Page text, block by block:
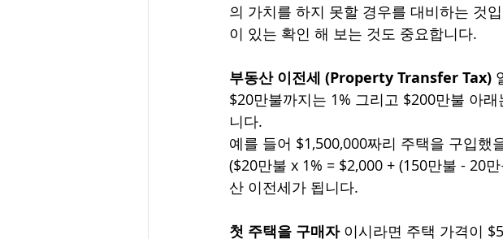
의 가치를 하지 못할 경우를 대비하는 것
이 있는 확인 해 보는 것도 중요합니다.
부동산 이전세 (Property Transfer Tax)
$20만불까지는 1% 그리고 $200만불 아
니다.
예를 들어 $1,500,000짜리 주택을 구입했
($20만불 x 1% = $2,000 + (150만불 - 20
산 이전세가 됩니다.
첫 주택을 구매자 이시라면 주택 가격이